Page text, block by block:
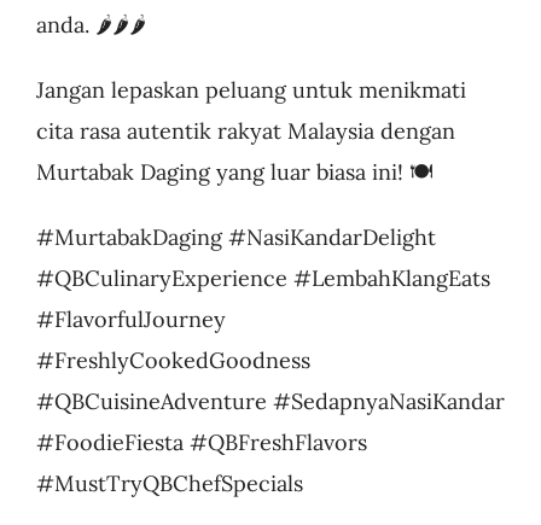
anda. 🌶🌶🌶
Jangan lepaskan peluang untuk menikmati
cita rasa autentik rakyat Malaysia dengan
Murtabak Daging yang luar biasa ini! 🍽
#MurtabakDaging #NasiKandarDelight
#QBCulinaryExperience #LembahKlangEats
#FlavorfulJourney
#FreshlyCookedGoodness
#QBCuisineAdventure #SedapnyaNasiKandar
#FoodieFiesta #QBFreshFlavors
#MustTryQBChefSpecials